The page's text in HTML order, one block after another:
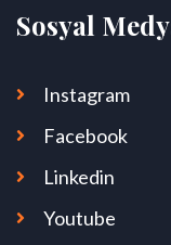
Sosyal
Instagram
Facebook
Linkedin
Youtube